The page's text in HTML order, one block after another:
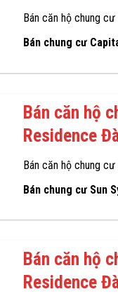
Bán căn hộ chung
Bán chung cư
Bán căn hộ
Residence
Bán căn hộ chung
Bán chung cư Sun
Bán căn hộ
Residence